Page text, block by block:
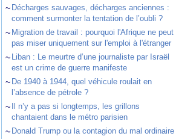
~ Décharges sauvages, décharges anciennes :
comment surmonter la tentation de l’oubli ?
~ Migration de travail : pourquoi l'Afrique ne peut
pas miser uniquement sur l'emploi à l'étranger
~ Liban : Le meurtre d’une journaliste par Israël
est un crime de guerre manifeste
~ De 1940 à 1944, quel véhicule roulait en
l’absence de pétrole ?
~ Il n’y a pas si longtemps, les grillons
chantaient dans le métro parisien
~ Donald Trump ou la contagion du mal ordinaire